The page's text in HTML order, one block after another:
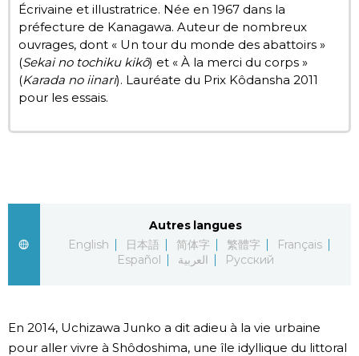
Vidéos
Tokyo
Écrivaine et illustratrice. Née en 1967 dans la
préfecture de Kanagawa. Auteur de nombreux
ouvrages, dont « Un tour du monde des abattoirs »
(Sekai no tochiku kikô) et « À la merci du corps »
(Karada no iinari). Lauréate du Prix Kôdansha 2011
pour les essais.
Autres langues
English
日本語 简体字 繁體字
Français
Español
العربية Русский
En 2014, Uchizawa Junko a dit adieu à la vie urbaine
pour aller vivre à Shôdoshima, une île idyllique du littoral